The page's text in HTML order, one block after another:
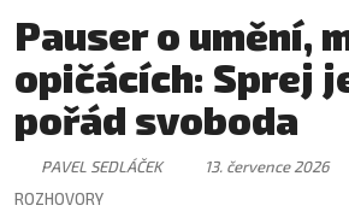
Pauser o umění,
opičácích: Sprej
pořád svoboda
PAVEL SEDLÁČEK
13. července 2026
ROZHOVORY